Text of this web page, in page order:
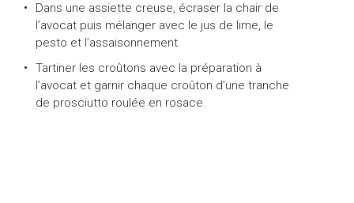
Dans une assiette creuse, écraser la chair de
l’avocat puis mélanger avec le jus de lime, le
pesto et l’assaisonnement.
Tartiner les croûtons avec la préparation à
l’avocat et garnir chaque croûton d’une tranche
de prosciutto roulée en rosace.